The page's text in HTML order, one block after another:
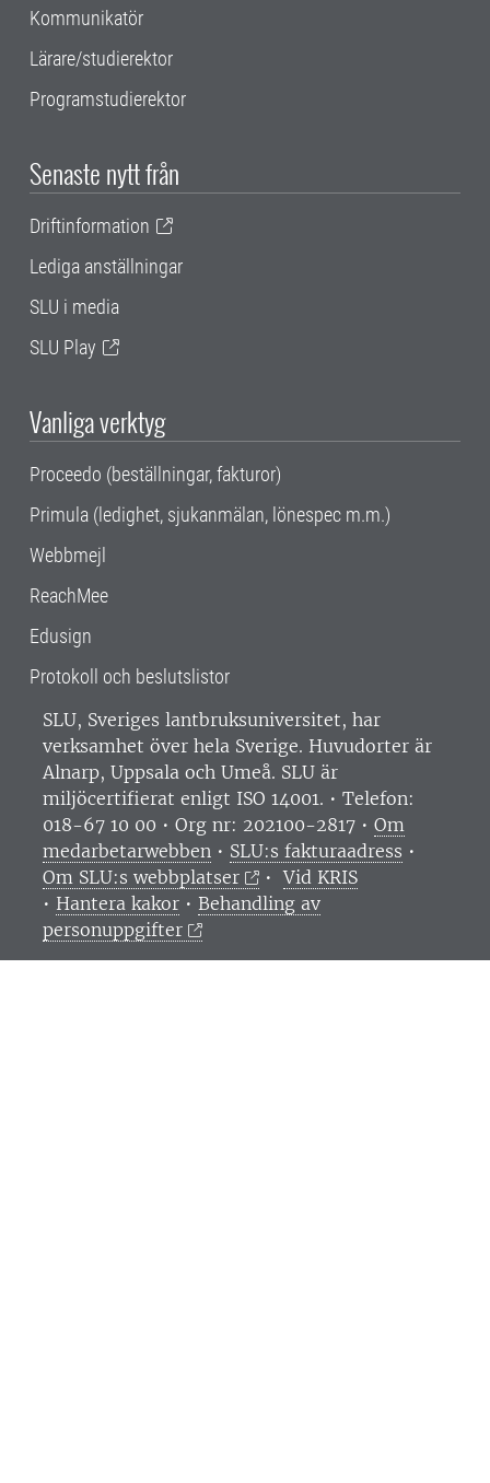
Kommunikatör
Lärare/studierektor
Programstudierektor
Senaste nytt från
Driftinformation
Lediga anställningar
SLU i media
SLU Play
Vanliga verktyg
Proceedo (beställningar, fakturor)
Primula (ledighet, sjukanmälan, lönespec m.m.)
Webbmejl
ReachMee
Edusign
Protokoll och beslutslistor
SLU, Sveriges lantbruksuniversitet, har
verksamhet över hela Sverige. Huvudorter är
Alnarp, Uppsala och Umeå. SLU är
miljöcertifierat enligt ISO 14001. • Telefon:
018-67 10 00 • Org nr: 202100-2817 • Om
medarbetarwebben • SLU:s fakturaadress •
Om SLU:s webbplatser
•Vid KRIS
• Hantera kakor • Behandling av
personuppgifter